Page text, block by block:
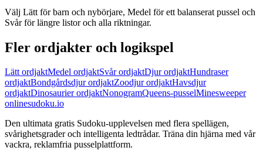
Välj Lätt för barn och nybörjare, Medel för ett balanserat pussel och
Svår för längre listor och alla riktningar.
Fler ordjakter och logikspel
Lätt ordjaktMedel ordjaktSvår ordjaktDjur ordjaktHundraser
ordjaktBondgårdsdjur ordjaktZoodjur ordjaktHavsdjur
ordjaktDinosaurier ordjaktNonogramQueens-pusselMinesweeper
onlinesudoku.io
Den ultimata gratis Sudoku-upplevelsen med flera spellägen,
svårighetsgrader och intelligenta ledtrådar. Träna din hjärna med vår
vackra, reklamfria pusselplattform.